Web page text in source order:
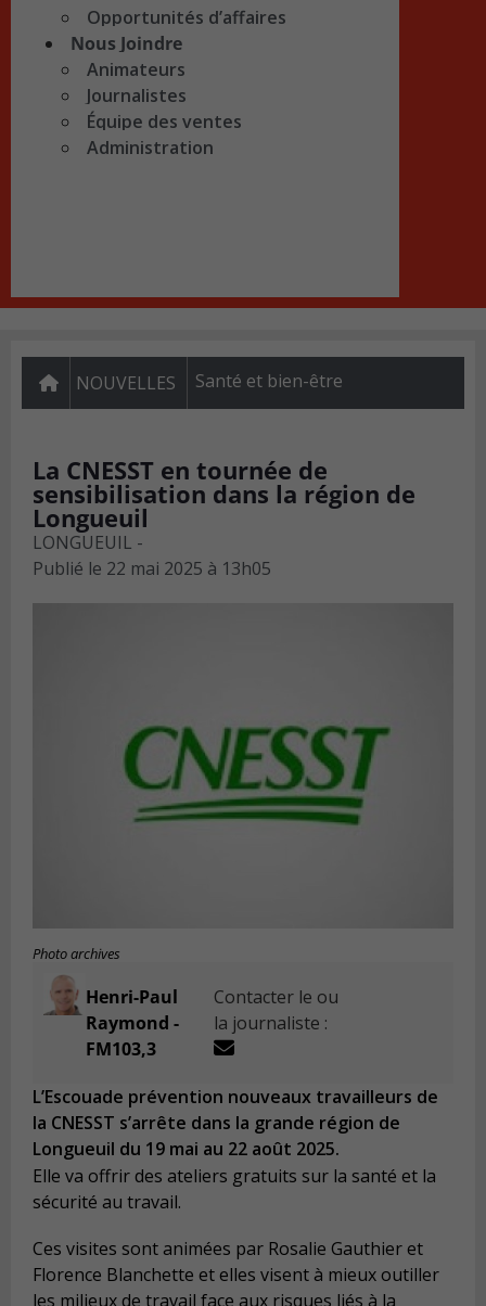
Opportunités d’affaires
Nous Joindre
Animateurs
Journalistes
Équipe des ventes
Administration
NOUVELLES Santé et bien-être
La CNESST en tournée de
sensibilisation dans la région de
Longueuil
LONGUEUIL -
Publié le 22 mai 2025 à 13h05
Photo archives
Henri-Paul
Raymond -
FM103,3
Contacter le ou
la journaliste :
L’Escouade prévention nouveaux travailleurs de
la CNESST s’arrête dans la grande région de
Longueuil du 19 mai au 22 août 2025.
Elle va offrir des ateliers gratuits sur la santé et la
sécurité au travail.
Ces visites sont animées par Rosalie Gauthier et
Florence Blanchette et elles visent à mieux outiller
les milieux de travail face aux risques liés à la